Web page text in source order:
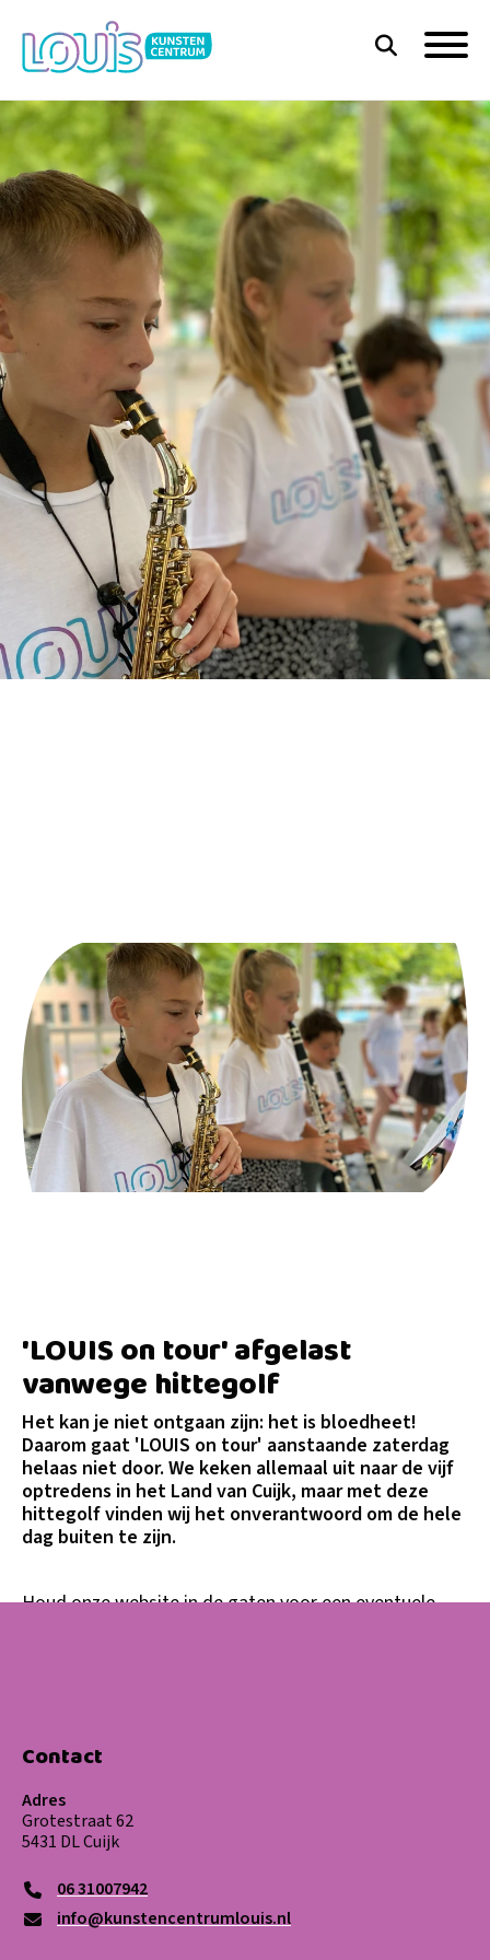
ZOEKEN
'LOUIS on tour' afgelast
vanwege hittegolf
Het kan je niet ontgaan zijn: het is bloedheet!
Daarom gaat 'LOUIS on tour' aanstaande zaterdag
helaas niet door. We keken allemaal uit naar de vijf
optredens in het Land van Cuijk, maar met deze
hittegolf vinden wij het onverantwoord om de hele
dag buiten te zijn.
Houd onze website in de gaten voor een eventuele
Contact
Adres
Grotestraat 62
5431 DL Cuijk
06 31007942
info@kunstencentrumlouis.nl